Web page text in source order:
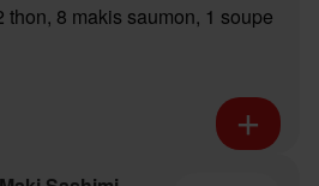
thon, 8 makis saumon, 1 soupe